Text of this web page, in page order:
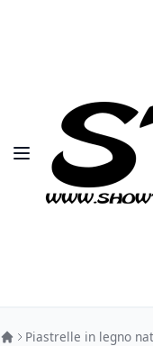
Toggle Nav
Piastrelle in legno